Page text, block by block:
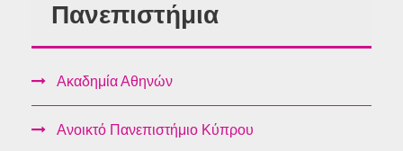
Πανεπιστήμια
Ακαδημία Αθηνών
Ανοικτό Πανεπιστήμιο Κύπρου